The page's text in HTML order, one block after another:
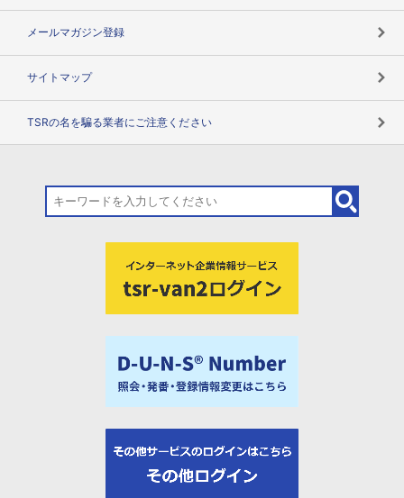
メールマガジン登録
サイトマップ
TSRの名を騙る業者にご注意ください